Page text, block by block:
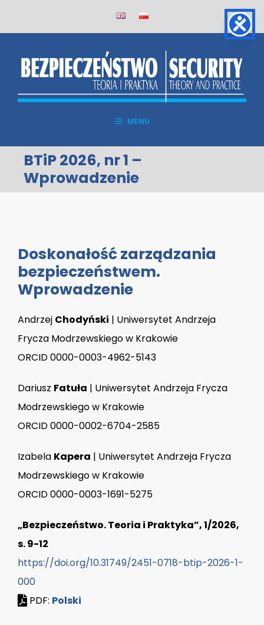
MENU
BTiP 2026, nr 1 –
Wprowadzenie
Doskonałość zarządzania
bezpieczeństwem.
Wprowadzenie
Andrzej Chodyński | Uniwersytet Andrzeja
Frycza Modrzewskiego w Krakowie
ORCID 0000-0003-4962-5143
Dariusz Fatuła | Uniwersytet Andrzeja Frycza
Modrzewskiego w Krakowie
ORCID 0000-0002-6704-2585
Izabela Kapera | Uniwersytet Andrzeja Frycza
Modrzewskiego w Krakowie
ORCID 0000-0003-1691-5275
„Bezpieczeństwo. Teoria i Praktyka”, 1/2026,
s. 9-12
https://doi.org/10.31749/2451-0718-btip-2026-1-
000
PDF: Polski